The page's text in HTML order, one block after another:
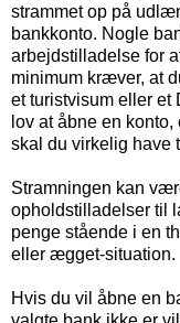
strammet op på
bankkonto. Nogle
arbejdstilladelse for
minimum kræver, at
et turistvisum eller
lov at åbne en
skal du virkelig have
Stramningen kan
opholdstilladelser til
penge stående i en
eller ægget-situation.
Hvis du vil åbne en